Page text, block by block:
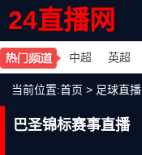
24直播网
中超 英超
当前位置:首页 > 足球直播
巴圣锦标赛事直播